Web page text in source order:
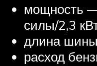
мощность
силы/2,3
длина
расход